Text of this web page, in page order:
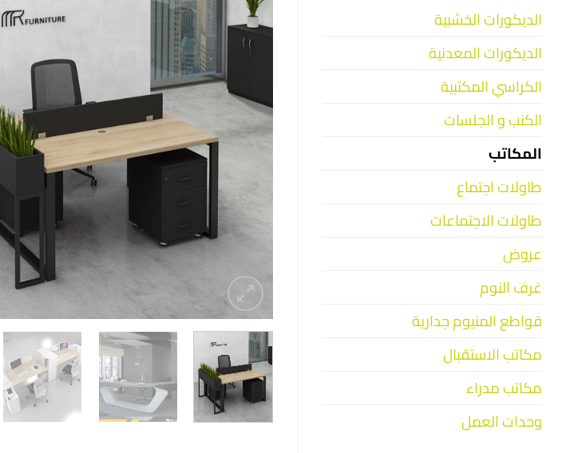
الديكورات الخشبية
الديكورات المعدنية
الكراسي المكتبية
الكنب و الجلسات
المكاتب
طاولات اجتماع
طاولات الاجتماعات
عروض
غرف النوم
قواطع المنيوم جدارية
مكاتب الاستقبال
مكاتب مدراء
وحدات العمل